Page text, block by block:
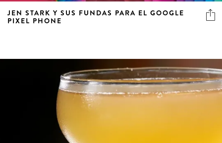
JEN STARK Y SUS FUNDAS PARA EL GOOGLE
PIXEL PHONE